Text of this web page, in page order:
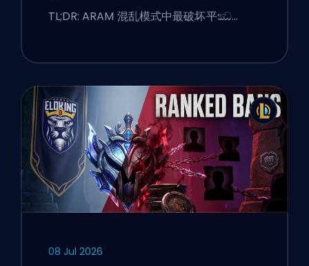
TL;DR: ARAM 混乱模式中最破坏平ඣ…
08 Jul 2026